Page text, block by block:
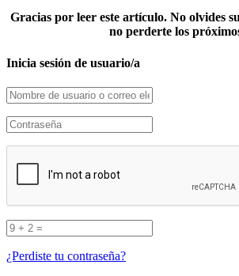
Gracias por leer este artículo. No olvides
no perderte los
Inicia sesión de usuario/a
¿Perdiste tu contraseña?